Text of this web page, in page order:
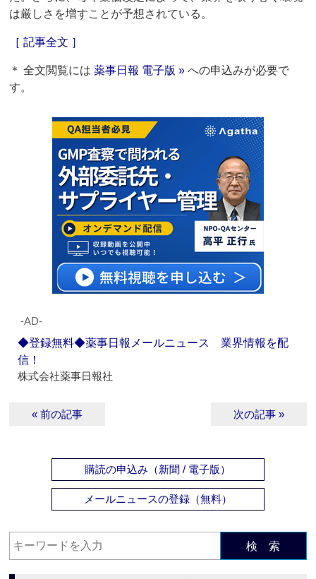
は厳しさを増すことが予想されている。
［ 記事全文 ］
＊ 全文閲覧には薬事日報 電子版 » への申込みが必要で
す。
‐AD‐
◆登録無料◆薬事日報メールニュース 業界情報を配
信！
株式会社薬事日報社
« 前の記事 次の記事 »
購読の申込み（新聞 / 電子版）
メールニュースの登録（無料）
検 索